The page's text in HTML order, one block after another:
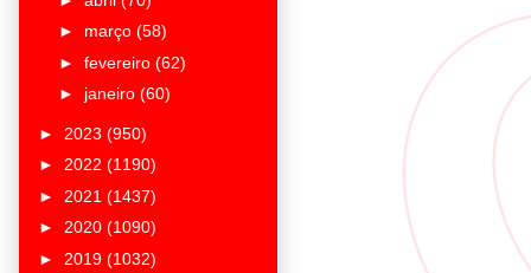
► março (58)
► fevereiro (62)
► janeiro (60)
► 2023 (950)
► 2022 (1190)
► 2021 (1437)
► 2020 (1090)
► 2019 (1032)